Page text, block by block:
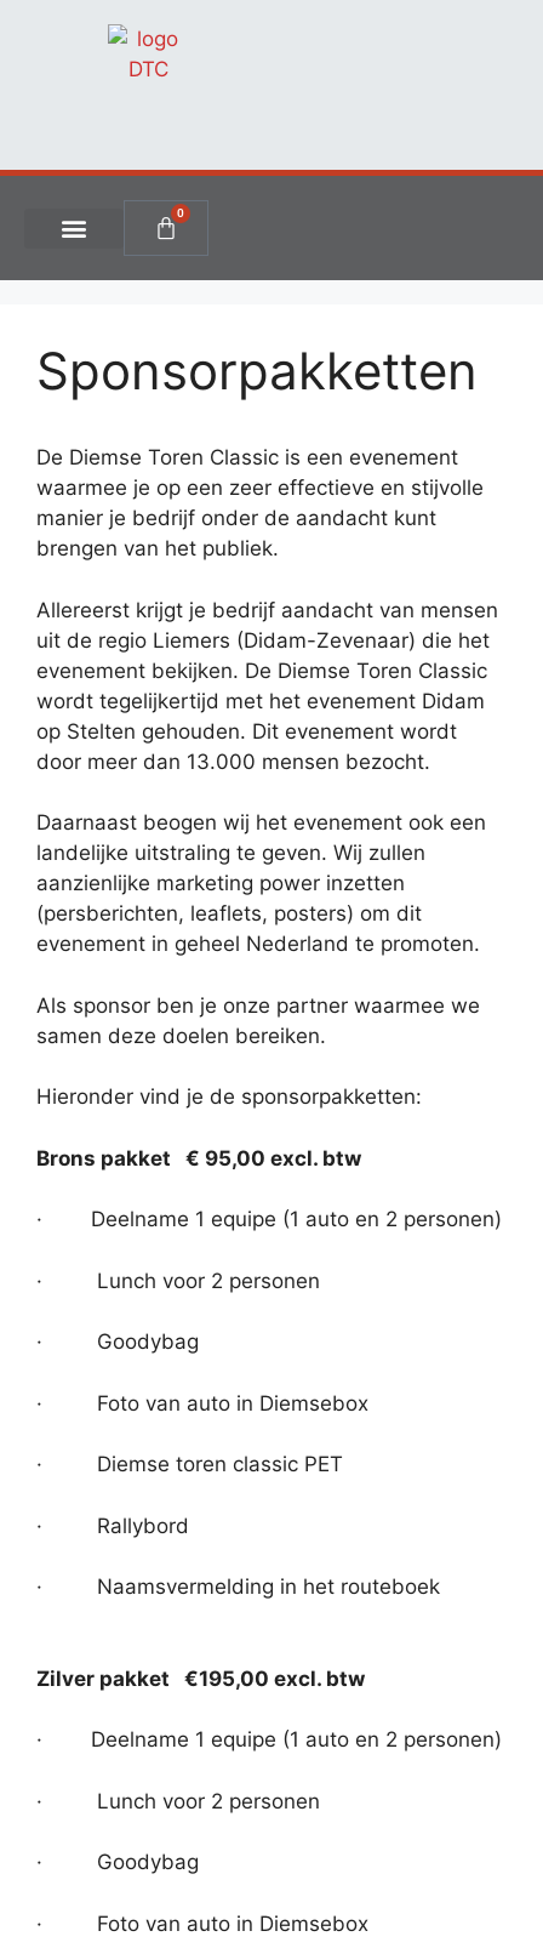
0
Sponsorpakketten
De Diemse Toren Classic is een evenement
waarmee je op een zeer effectieve en stijvolle
manier je bedrijf onder de aandacht kunt
brengen van het publiek.
Allereerst krijgt je bedrijf aandacht van mensen
uit de regio Liemers (Didam-Zevenaar) die het
evenement bekijken. De Diemse Toren Classic
wordt tegelijkertijd met het evenement Didam
op Stelten gehouden. Dit evenement wordt
door meer dan 13.000 mensen bezocht.
Daarnaast beogen wij het evenement ook een
landelijke uitstraling te geven. Wij zullen
aanzienlijke marketing power inzetten
(persberichten, leaflets, posters) om dit
evenement in geheel Nederland te promoten.
Als sponsor ben je onze partner waarmee we
samen deze doelen bereiken.
Hieronder vind je de sponsorpakketten:
Brons pakket € 95,00 excl. btw
· Deelname 1 equipe (1 auto en 2 personen)
· Lunch voor 2 personen
· Goodybag
· Foto van auto in Diemsebox
· Diemse toren classic PET
· Rallybord
· Naamsvermelding in het routeboek
Zilver pakket €195,00 excl. btw
· Deelname 1 equipe (1 auto en 2 personen)
· Lunch voor 2 personen
· Goodybag
· Foto van auto in Diemsebox